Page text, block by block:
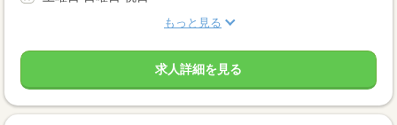
もっと見る
求人詳細を見る